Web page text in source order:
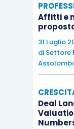
Affitti e
31 Luglio
di Settore
Deal